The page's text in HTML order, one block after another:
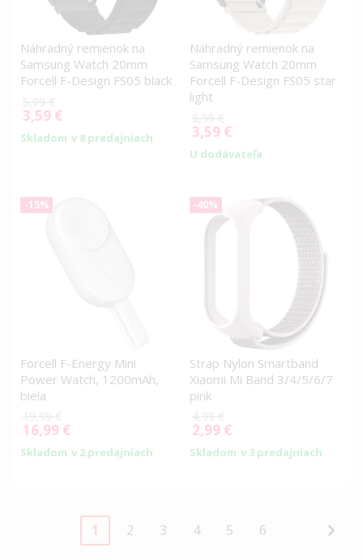
Náhradný remienok na
Samsung Watch 20mm
Forcell F-Design FS05 black
5,99 €
Special
3,59 €
Skladom v 8 predajniach
Náhradný remienok na
Samsung Watch 20mm
Forcell F-Design FS05 star
light
5,99 €
Special
3,59 €
U dodávateľa
-15%
Forcell F-Energy Mini
Power Watch, 1200mAh,
biela
19,99 €
Special
Price
16,99 €
Skladom v 2 predajniach
-40%
Strap Nylon Smartband
Xiaomi Mi Band 3/4/5/6/7
pink
4,99 €
Special
Price
2,99 €
Skladom v 3 predajniach
Page
You're
1 Page
2 Page
3 Page
4 Page
5 Page
6